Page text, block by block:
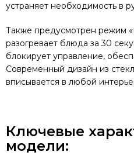
устраняет необходимость в
Также предусмотрен режим
разогревает блюда за 30
блокирует управление,
Современный дизайн из
вписывается в любой
Ключевые
модели: